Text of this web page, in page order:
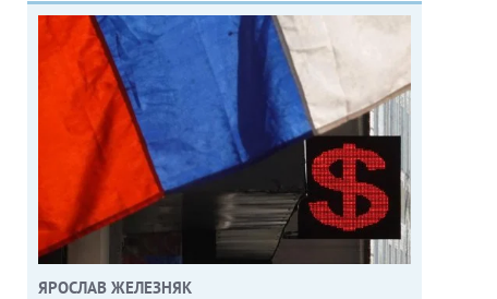
ЯРОСЛАВ ЖЕЛЕЗНЯК